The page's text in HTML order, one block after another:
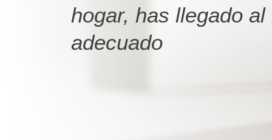
hogar, has llegado al
adecuado